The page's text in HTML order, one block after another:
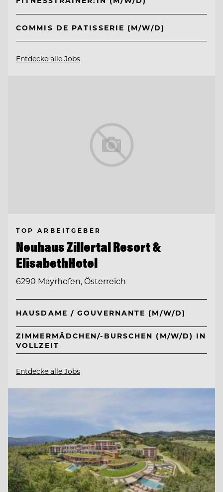
COMMIS DE PATISSERIE (M/W/D)
Entdecke alle Jobs
TOP ARBEITGEBER
Neuhaus Zillertal Resort &
ElisabethHotel
6290 Mayrhofen, Österreich
HAUSDAME / GOUVERNANTE (M/W/D)
ZIMMERMÄDCHEN/-BURSCHEN (M/W/D) IN
VOLLZEIT
Entdecke alle Jobs